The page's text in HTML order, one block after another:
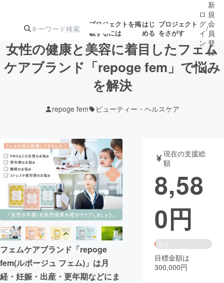
プロジェクトを掲
載するには
はじ
める
プロジェクト
をさがす
注目の新着プロ募集終了が近いプ
テクノロジー・ガジェット
映像・映画 書籍・雑誌
ビジネス・起業 チャレンジ
まちづくり・地域活性化
CAMPFIRE for Social Good
CAMPFIRE Creation
ロ
グ
イ
ン
/
新
規
会
員
登
録
女性の健康と美容に着目したフェム
ケアブランド「repoge fem」で悩み
を解決
repoge fem ビューティー・ヘルスケア
フェムケアブランド「repoge
fem(ルポージュ フェム)」は月
経・妊娠・出産・更年期などにま
現在の支援総
額
8,58
0円
2%
目標金額は
300,000円